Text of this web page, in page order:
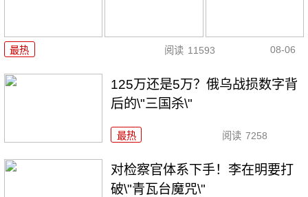
最热 阅读 11593 08-06
125万还是5万？俄乌战损数字背
后的\"三国杀\"
最热 阅读 7258
对检察官体系下手！李在明要打
破\"青瓦台魔咒\"